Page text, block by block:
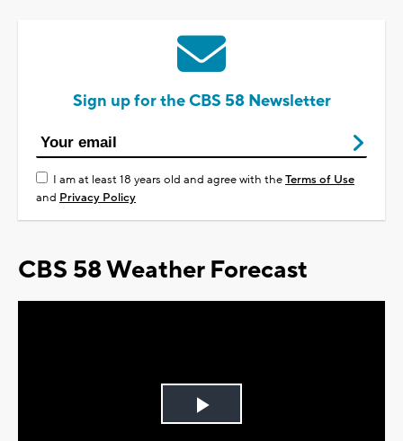
Sign up for the CBS 58 Newsletter
I am at least 18 years old and agree with theTerms of Use
and Privacy Policy
CBS 58 Weather Forecast
Play